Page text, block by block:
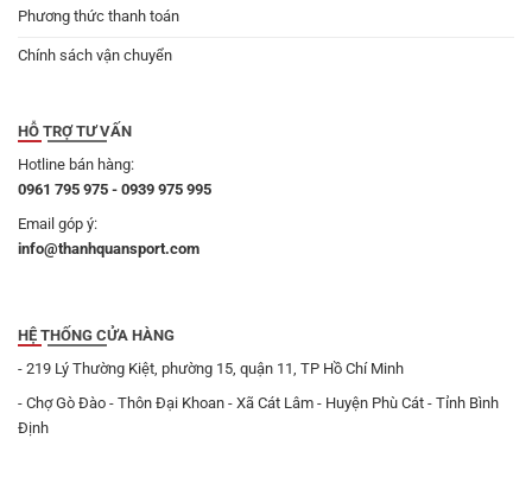
Phương thức thanh toán
Chính sách vận chuyển
HỖ TRỢ TƯ VẤN
Hotline bán hàng:
0961 795 975 - 0939 975 995
Email góp ý:
info@thanhquansport.com
HỆ THỐNG CỬA HÀNG
- 219 Lý Thường Kiệt, phường 15, quận 11, TP Hồ Chí Minh
- Chợ Gò Đào - Thôn Đại Khoan - Xã Cát Lâm - Huyện Phù Cát - Tỉnh Bình
Định